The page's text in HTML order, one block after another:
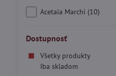
Acetaia Marchi (10)
Dostupnosť
Všetky produkty
Iba skladom